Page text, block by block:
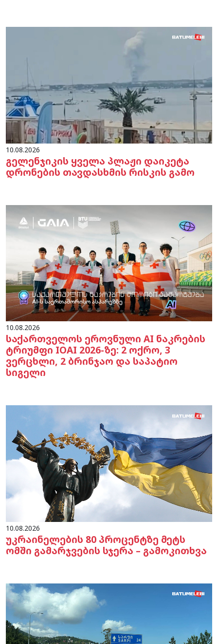
10.08.2026
გელენჯიკის ყველა პლაჟი დაიკეტა
დრონების თავდასხმის რისკის გამო
10.08.2026
საქართველოს ეროვნული AI ნაკრების
ტრიუმფი IOAI 2026-ზე: 2 ოქრო, 3
ვერცხლი, 2 ბრინჯაო და საპატიო
სიგელი
10.08.2026
უკრაინელების 80 პროცენტზე მეტს
ომში გამარჯვების სჯერა – გამოკითხვა